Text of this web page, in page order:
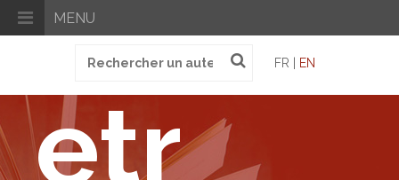
MENU
pour
FR | EN
etr